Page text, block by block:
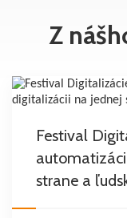
Z
Festival
strane a